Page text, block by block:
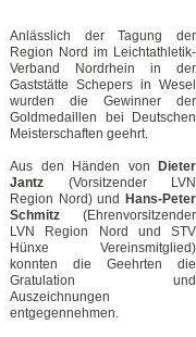
Anlässlich der Tagung der
Region Nord im Leichtathletik-
Verband Nordrhein in der
Gaststätte Schepers in Wesel
wurden die Gewinner der
Goldmedaillen bei Deutschen
Meisterschaften geehrt.
Aus den Händen von
Dieter
Jantz (Vorsitzender LVN
Region Nord) und
Hans-Peter
Schmitz (Ehrenvorsitzender
LVN Region Nord und STV
Hünxe Vereinsmitglied)
konnten die Geehrten die
Gratulation und
Auszeichnungen
entgegennehmen.